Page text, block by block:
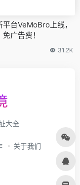
台VeMoBro上线，
广告费！
31.2K
大全
关于我们